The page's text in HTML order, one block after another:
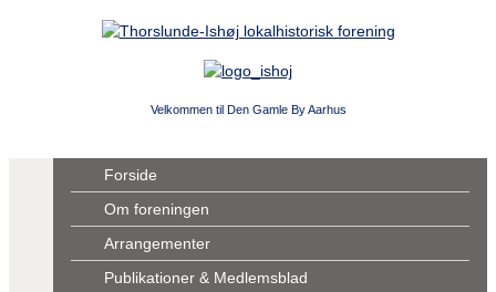
Velkommen til Den Gamle By Aarhus
Forside
Om foreningen
Arrangementer
Publikationer & Medlemsblad